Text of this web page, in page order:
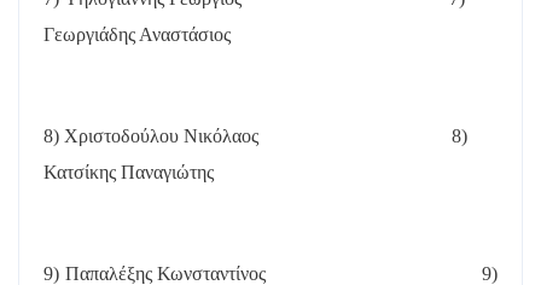
Γεωργιάδης Αναστάσιος
8) Χριστοδούλου Νικόλαος
8)
Κατσίκης Παναγιώτης
9) Παπαλέξης Κωνσταντίνος
9)